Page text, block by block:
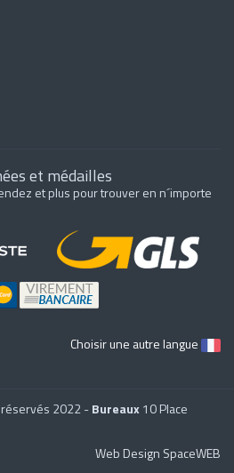
et médailles
et plus pour trouver en n´importe
Choisir une autre langue
2022 -Bureaux10 Place
Web Design SpaceWEB